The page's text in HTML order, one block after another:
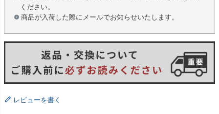
ください。
商品が入荷した際にメールでお知らせいたします。
レビューを書く